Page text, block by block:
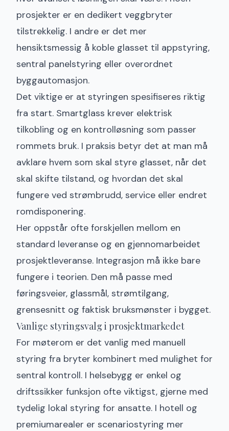
prosjekter er en dedikert veggbryter
tilstrekkelig. I andre er det mer
hensiktsmessig å koble glasset til appstyring,
sentral panelstyring eller overordnet
byggautomasjon.
Det viktige er at styringen spesifiseres riktig
fra start. Smartglass krever elektrisk
tilkobling og en kontrolløsning som passer
rommets bruk. I praksis betyr det at man må
avklare hvem som skal styre glasset, når det
skal skifte tilstand, og hvordan det skal
fungere ved strømbrudd, service eller endret
romdisponering.
Her oppstår ofte forskjellen mellom en
standard leveranse og en gjennomarbeidet
prosjektleveranse. Integrasjon må ikke bare
fungere i teorien. Den må passe med
føringsveier, glassmål, strømtilgang,
grensesnitt og faktisk bruksmønster i bygget.
Vanlige styringsvalg i prosjektmarkedet
For møterom er det vanlig med manuell
styring fra bryter kombinert med mulighet for
sentral kontroll. I helsebygg er enkel og
driftssikker funksjon ofte viktigst, gjerne med
tydelig lokal styring for ansatte. I hotell og
premiumarealer er scenariostyring mer